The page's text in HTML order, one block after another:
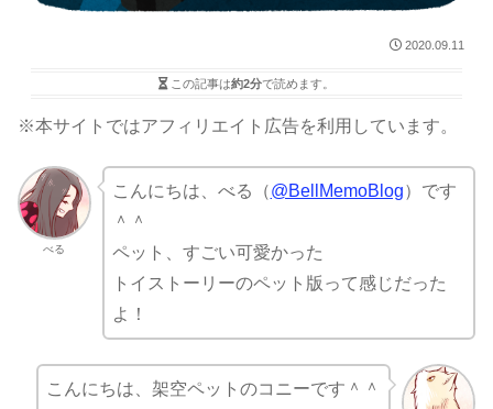
2020.09.11
この記事は約2分で読めます。
※本サイトではアフィリエイト広告を利用しています。
べる
こんにちは、べる（@BellMemoBlog）です
＾＾
ペット、すごい可愛かった
トイストーリーのペット版って感じだった
よ！
こんにちは、架空ペットのコニーです＾＾